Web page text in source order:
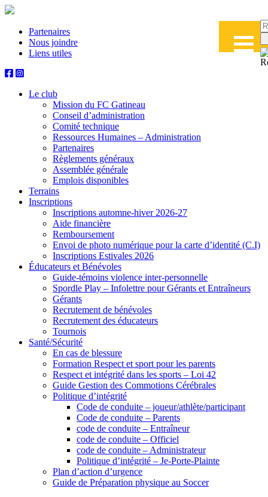
Partenaires
Nous joindre
Liens utiles
Le club
Mission du FC Gatineau
Conseil d’administration
Comité technique
Ressources Humaines – Administration
Partenaires
Règlements généraux
Assemblée générale
Emplois disponibles
Terrains
Inscriptions
Inscriptions automne-hiver 2026-27
Aide financière
Remboursement
Envoi de photo numérique pour la carte d’identité (C.I)
Inscriptions Estivales 2026
Éducateurs et Bénévoles
Guide-témoins violence inter-personnelle
Spordle Play – Infolettre pour Gérants et Entraîneurs
Gérants
Recrutement de bénévoles
Recrutement des éducateurs
Tournois
Santé/Sécurité
En cas de blessure
Formation Respect et sport pour les parents
Respect et intégrité dans les sports – Loi 42
Guide Gestion des Commotions Cérébrales
Politique d’intégrité
Code de conduite – joueur/athlète/participant
Code de conduite – Parents
code de conduite – Entraîneur
code de conduite – Officiel
code de conduite – Administrateur
Politique d’intégrité – Je-Porte-Plainte
Plan d’action d’urgence
Guide de Préparation physique au Soccer